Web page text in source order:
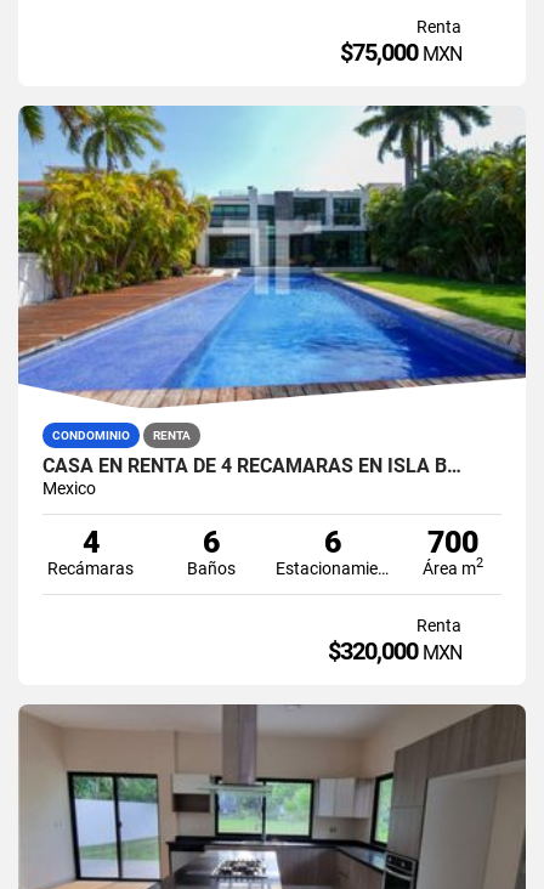
Renta
$75,000 MXN
CONDOMINIO RENTA
CASA EN RENTA DE 4 RECÁMARAS EN ISLA B…
Mexico
4
Recámaras
6
Baños
6
Estacionamiento
700
Área m2
Renta
$320,000 MXN